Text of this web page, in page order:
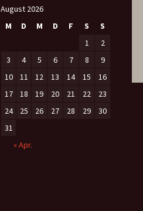
August 2026
M
D M D F S
S
1
2
3
4 5 6 7 8
9
10
11 12 13 14 15
16
17
18 19 20 21 22
23
24
25 26 27 28 29
30
31
« Apr.